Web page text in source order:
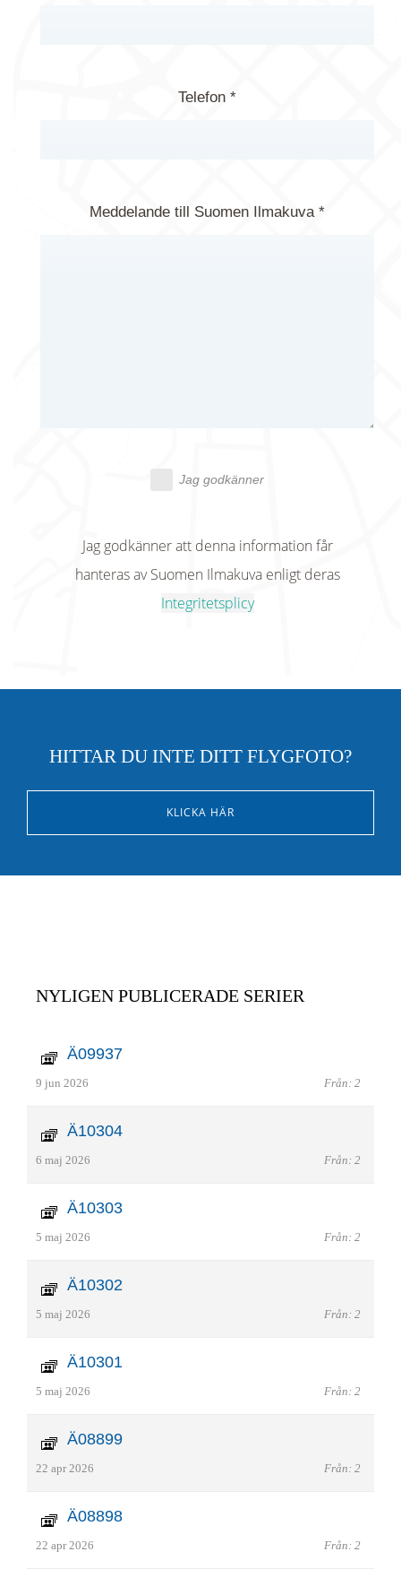
Telefon *
Meddelande till Suomen Ilmakuva *
Jag godkänner
Jag godkänner att denna information får
hanteras av Suomen Ilmakuva enligt deras
Integritetsplicy
HITTAR DU INTE DITT FLYGFOTO?
KLICKA HÄR
NYLIGEN PUBLICERADE SERIER
Ä09937
9 jun 2026 Från: 2
Ä10304
6 maj 2026 Från: 2
Ä10303
5 maj 2026 Från: 2
Ä10302
5 maj 2026 Från: 2
Ä10301
5 maj 2026 Från: 2
Ä08899
22 apr 2026 Från: 2
Ä08898
22 apr 2026 Från: 2